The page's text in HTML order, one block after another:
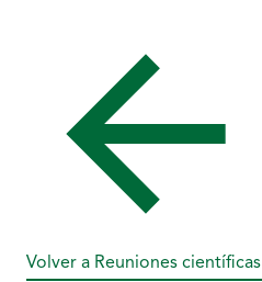
Volver a Reuniones científicas